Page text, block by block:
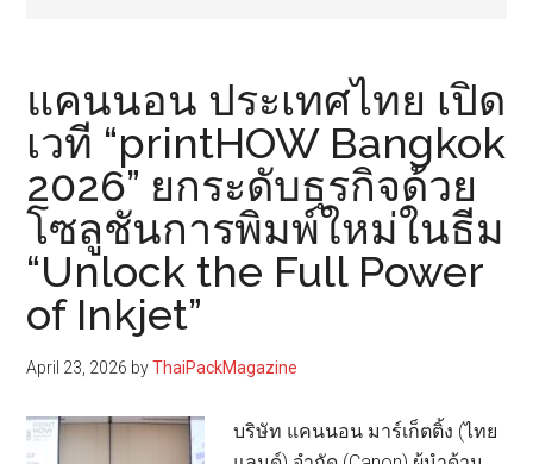
แคนนอน ประเทศไทย เปิด
เวที “printHOW Bangkok
2026” ยกระดับธุรกิจด้วย
โซลูชันการพิมพ์ใหม่ในธีม
“Unlock the Full Power
of Inkjet”
April 23, 2026 byThaiPackMagazine
บริษัท แคนนอน มาร์เก็ตติ้ง (ไทย